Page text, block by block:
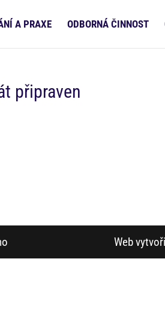
A PRAXE ODBORNÁ ČINNOST
připraven
Web